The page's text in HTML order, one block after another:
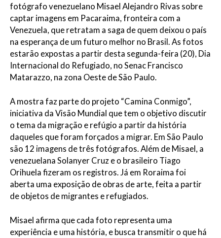
fotógrafo venezuelano Misael Alejandro Rivas sobre
captar imagens em Pacaraima, fronteira com a
Venezuela, que retratam a saga de quem deixou o país
na esperança de um futuro melhor no Brasil. As fotos
estarão expostas a partir desta segunda-feira (20), Dia
Internacional do Refugiado, no Senac Francisco
Matarazzo, na zona Oeste de São Paulo.
A mostra faz parte do projeto “Camina Conmigo”,
iniciativa da Visão Mundial que tem o objetivo discutir
o tema da migração e refúgio a partir da história
daqueles que foram forçados a migrar. Em São Paulo
são 12 imagens de três fotógrafos. Além de Misael, a
venezuelana Solanyer Cruz e o brasileiro Tiago
Orihuela fizeram os registros. Já em Roraima foi
aberta uma exposição de obras de arte, feita a partir
de objetos de migrantes e refugiados.
Misael afirma que cada foto representa uma
experiência e uma história, e busca transmitir o que há